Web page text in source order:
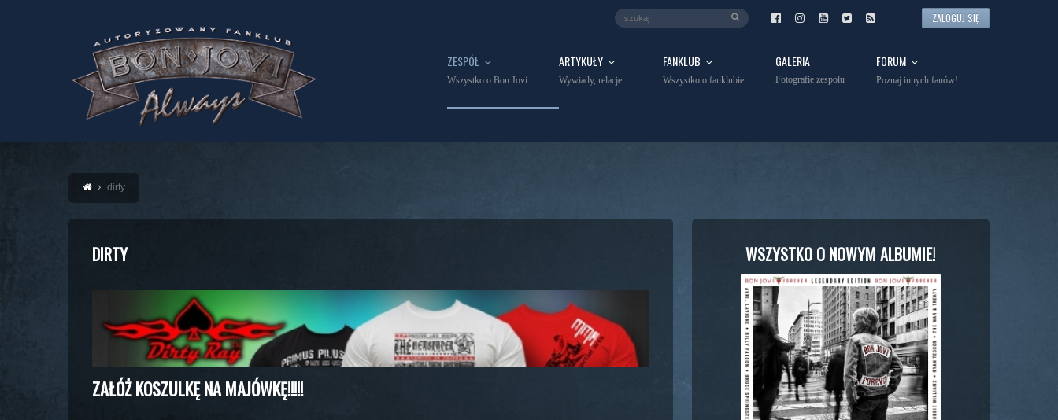
ZALOGUJ SIĘ
ZESPÓŁ
Wszystko o Bon Jovi
ARTYKUŁY
Wywiady, relacje…
FANKLUB
Wszystko o fanklubie
GALERIA
Fotografie zespołu
FORUM
Poznaj innych fanów!
dirty
DIRTY
ZAŁÓŻ KOSZULKĘ NA MAJÓWKĘ!!!!!
WSZYSTKO O NOWYM ALBUMIE!